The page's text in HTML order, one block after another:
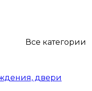
Все категории
двери